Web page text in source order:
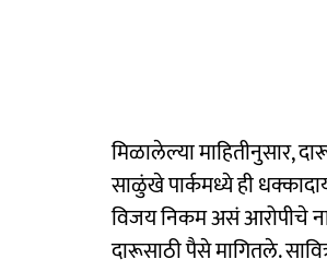
मिळालेल्या माहितीनुसार,
साळुंखे पार्कमध्ये ही
विजय निकम असं आरोपीचे
दारूसाठी पैसे मागितले.